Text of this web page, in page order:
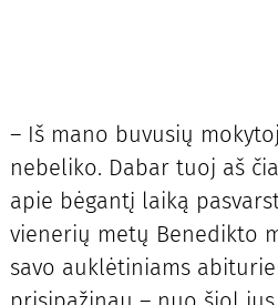
– Iš mano buvusių
nebeliko. Dabar tuoj aš
apie bėgantį laiką
vienerių metų Benedikto
savo auklėtiniams